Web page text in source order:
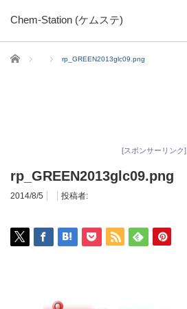
Chem-Station (ケムステ)
ホーム rp_GREEN2013glc09.png
[スポンサーリンク]
rp_GREEN2013glc09.png
2014/8/5 投稿者: